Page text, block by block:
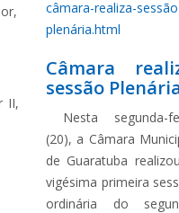
II,
Câmara
sessão
Nesta segunda-
(20), a Câmara
de Guaratuba
vigésima primeira
ordinária do